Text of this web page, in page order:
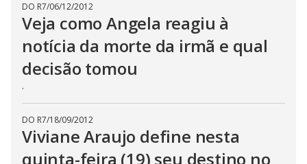
DO R7/06/12/2012
Veja como Angela reagiu à
notícia da morte da irmã e qual
decisão tomou
.
DO R7/18/09/2012
Viviane Araujo define nesta
quinta-feira (19) seu destino no